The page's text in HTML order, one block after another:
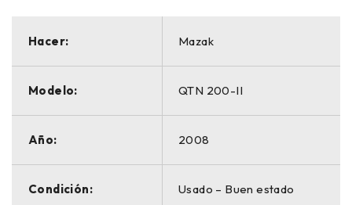
Hacer: Mazak
Modelo: QTN 200-II
Año: 2008
Condición: Usado – Buen estado